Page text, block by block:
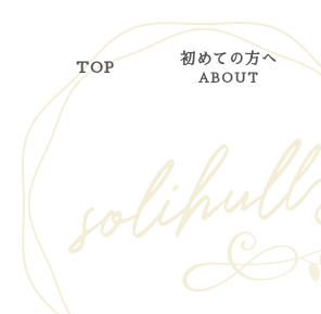
TOP
初めての方へ
ABOUT